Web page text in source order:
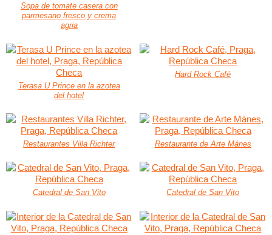
Sopa de tomate casera con
parmesano fresco y crema
agria
Terasa U Prince en la azotea
del hotel
Hard Rock Café
Restaurantes Villa Richter Restaurante de Arte Mánes
Catedral de San Vito Catedral de San Vito